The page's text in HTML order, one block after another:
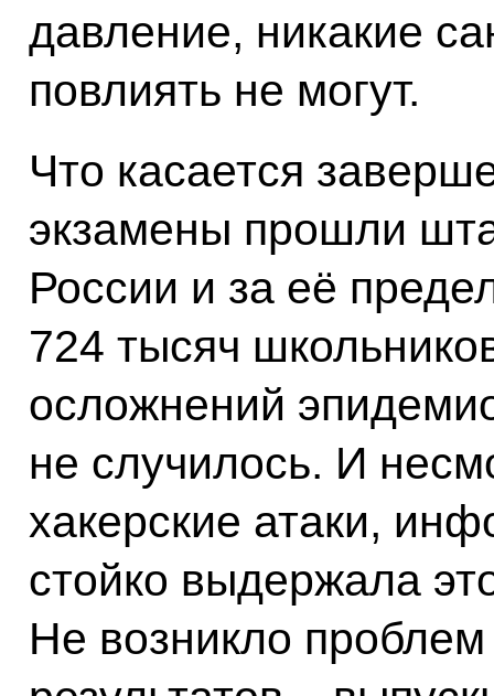
давление, никакие
повлиять не могут.
Что касается
экзамены прошли
России и за её
724 тысяч
осложнений
не случилось. И
хакерские атаки,
стойко выдержала
Не возникло